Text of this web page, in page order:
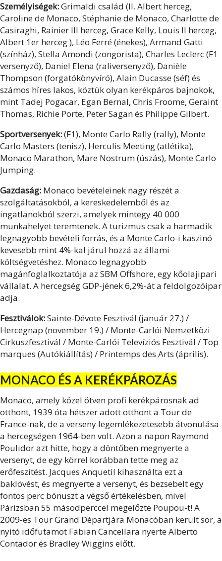
Személyiségek:Grimaldi család (II. Albert herceg,
Caroline de Monaco, Stéphanie de Monaco, Charlotte de
Casiraghi, Rainier III herceg, Grace Kelly, Louis II herceg,
Albert 1er herceg ), Léo Ferré (énekes), Armand Gatti
(színház), Stella Amondi (zongorista), Charles Leclerc (F1
versenyző), Daniel Elena (raliversenyző), Danièle
Thompson (forgatókönyvíró), Alain Ducasse (séf) és
számos híres lakos, köztük olyan kerékpáros bajnokok,
mint Tadej Pogacar, Egan Bernal, Chris Froome, Geraint
Thomas, Richie Porte, Peter Sagan és Philippe Gilbert.
Sportversenyek:(F1), Monte Carlo Rally (rally), Monte
Carlo Masters (tenisz), Herculis Meeting (atlétika),
Monaco Marathon, Mare Nostrum (úszás), Monte Carlo
Jumping.
Gazdaság: Monaco bevételeinek nagy részét a
szolgáltatásokból, a kereskedelemből és az
ingatlanokból szerzi, amelyek mintegy 40 000
munkahelyet teremtenek. A turizmus csak a harmadik
legnagyobb bevételi forrás, és a Monte Carlo-i kaszinó
kevesebb mint 4%-kal járul hozzá az állami
költségvetéshez. Monaco legnagyobb
magánfoglalkoztatója az SBM Offshore, egy kőolajipari
vállalat. A hercegség GDP-jének 6,2%-át a feldolgozóipar
adja.
Fesztiválok:Sainte-Dévote Fesztivál (január 27.) /
Hercegnap (november 19.) / Monte-Carlói Nemzetközi
Cirkuszfesztivál / Monte-Carlói Televíziós Fesztivál / Top
marques (Autókiállítás) / Printemps des Arts (április).
MONACO ÉS A KERÉKPÁROZÁS
Monaco, amely közel ötven profi kerékpárosnak ad
otthont, 1939 óta hétszer adott otthont a Tour de
France-nak, de a verseny legemlékezetesebb átvonulása
a hercegségen 1964-ben volt. Azon a napon Raymond
Poulidor azt hitte, hogy a döntőben megnyerte a
versenyt, de egy körrel korábban tette meg az
erőfeszítést. Jacques Anquetil kihasználta ezt a
baklövést, és megnyerte a versenyt, és bezsebelt egy
fontos perc bónuszt a végső értékelésben, mivel
Párizsban 55 másodperccel megelőzte Poupou-t! A
2009-es Tour Grand Départjára Monacóban került sor, a
nyitó időfutamot Fabian Cancellara nyerte Alberto
Contador és Bradley Wiggins előtt.